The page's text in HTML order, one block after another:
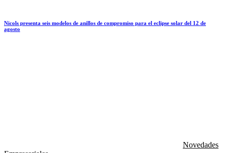
Nicols presenta seis modelos de anillos de compromiso para el eclipse solar del 12 de
agosto
Novedades